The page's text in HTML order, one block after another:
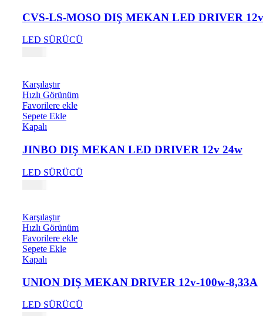
CVS-LS-MOSO DIŞ MEKAN LED DRIVER
LED SÜRÜCÜ
Karşılaştır
Hızlı Görünüm
Favorilere ekle
Sepete Ekle
Kapalı
JINBO DIŞ MEKAN LED DRIVER 12v 24w
LED SÜRÜCÜ
Karşılaştır
Hızlı Görünüm
Favorilere ekle
Sepete Ekle
Kapalı
UNION DIŞ MEKAN DRIVER 12v-100w-8,33A
LED SÜRÜCÜ